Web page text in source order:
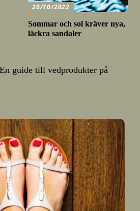
20/10/2022
Sommar och sol kräver nya,
läckra sandaler
guide till vedprodukter på